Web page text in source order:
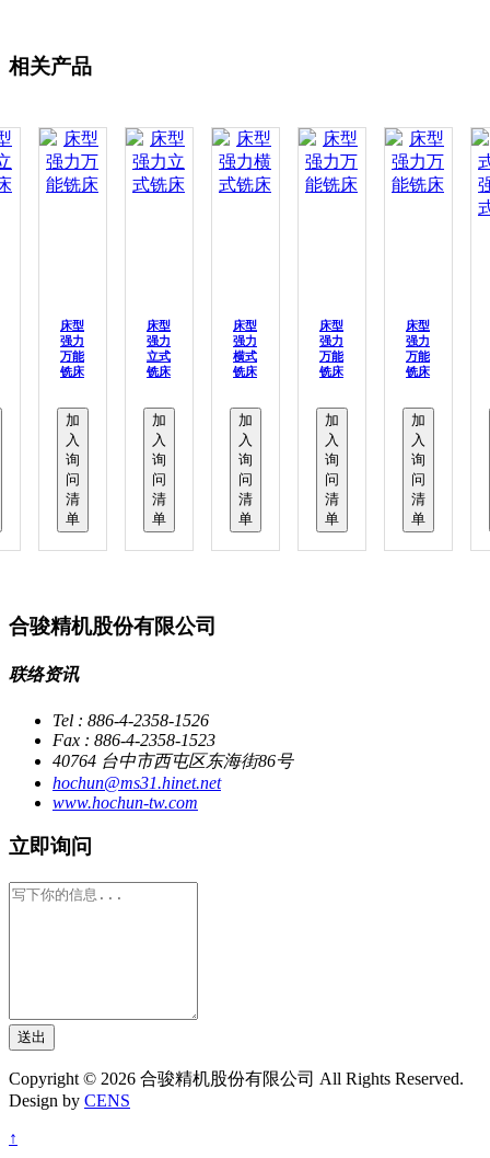
相关产品
床型
强力
万能
铣床
加
入
询
问
清
单
床型
强力
立式
铣床
加
入
询
问
清
单
床型
强力
横式
铣床
加
入
询
问
清
单
床型
强力
万能
铣床
加
入
询
问
清
单
床型
强力
万能
铣床
加
入
询
问
清
单
合骏精机股份有限公司
联络资讯
Tel : 886-4-2358-1526
Fax : 886-4-2358-1523
40764 台中市西屯区东海街86号
hochun@ms31.hinet.net
www.hochun-tw.com
立即询问
送出
Copyright © 2026 合骏精机股份有限公司 All Rights Reserved.
Design by CENS
↑